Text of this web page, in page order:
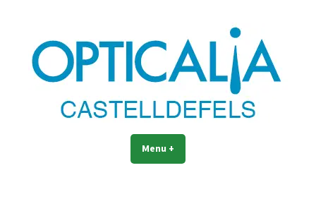
content
La óptica mejor valorada de
Castelldefels
La óptica mejor valorada de Castelldefels
Menu +